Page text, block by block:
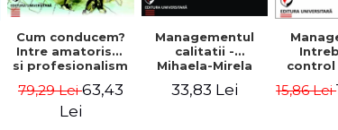
Cum conducem?
Intre amatorism
si profesionalism
79,29 Lei63,43
Lei
Managementul
calitatii -
Mihaela-Mirela
33,83 Lei 15,86 Lei